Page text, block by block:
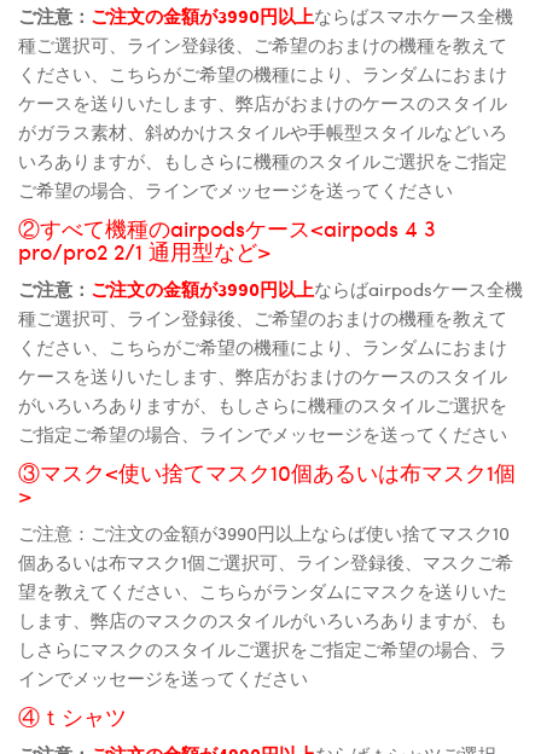
ご注意： ご注文の金額が3990円以上ならばスマホケース全機
種ご選択可、ライン登録後、ご希望のおまけの機種を教えて
ください、こちらがご希望の機種により、ランダムにおまけ
ケースを送りいたします、弊店がおまけのケースのスタイル
がガラス素材、斜めかけスタイルや手帳型スタイルなどいろ
いろありますが、もしさらに機種のスタイルご選択をご指定
ご希望の場合、ラインでメッセージを送ってください
②すべて機種のairpodsケース<airpods 4 3
pro/pro2 2/1 通用型など>
ご注意： ご注文の金額が3990円以上ならばairpodsケース全機
種ご選択可、ライン登録後、ご希望のおまけの機種を教えて
ください、こちらがご希望の機種により、ランダムにおまけ
ケースを送りいたします、弊店がおまけのケースのスタイル
がいろいろありますが、もしさらに機種のスタイルご選択を
ご指定ご希望の場合、ラインでメッセージを送ってください
③マスク<使い捨てマスク10個あるいは布マスク1個
>
ご注意：ご注文の金額が3990円以上ならば使い捨てマスク10
個あるいは布マスク1個ご選択可、ライン登録後、マスクご希
望を教えてください、こちらがランダムにマスクを送りいた
します、弊店のマスクのスタイルがいろいろありますが、も
しさらにマスクのスタイルご選択をご指定ご希望の場合、ラ
インでメッセージを送ってください
④ｔシャツ